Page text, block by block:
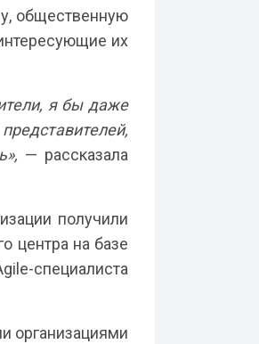
общественную
их
я бы даже
— рассказала
получили
центра на базе
специалиста
организациями